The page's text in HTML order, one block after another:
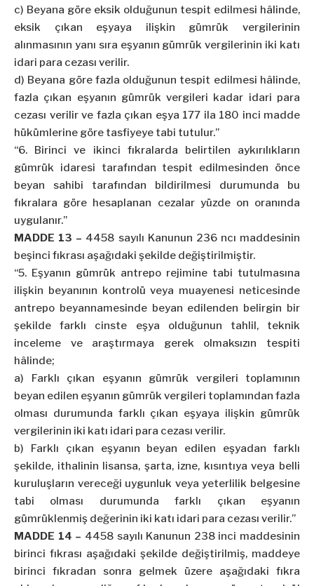
c) Beyana göre eksik olduğunun tespit edilmesi hâlinde,
eksik çıkan eşyaya ilişkin gümrük vergilerinin
alınmasının yanı sıra eşyanın gümrük vergilerinin iki katı
idari para cezası verilir.
d) Beyana göre fazla olduğunun tespit edilmesi hâlinde,
fazla çıkan eşyanın gümrük vergileri kadar idari para
cezası verilir ve fazla çıkan eşya 177 ila 180 inci madde
hükümlerine göre tasfiyeye tabi tutulur.”
“6. Birinci ve ikinci fıkralarda belirtilen aykırılıkların
gümrük idaresi tarafından tespit edilmesinden önce
beyan sahibi tarafından bildirilmesi durumunda bu
fıkralara göre hesaplanan cezalar yüzde on oranında
uygulanır.”
MADDE 13 – 4458 sayılı Kanunun 236 ncı maddesinin
beşinci fıkrası aşağıdaki şekilde değiştirilmiştir.
“5. Eşyanın gümrük antrepo rejimine tabi tutulmasına
ilişkin beyanının kontrolü veya muayenesi neticesinde
antrepo beyannamesinde beyan edilenden belirgin bir
şekilde farklı cinste eşya olduğunun tahlil, teknik
inceleme ve araştırmaya gerek olmaksızın tespiti
hâlinde;
a) Farklı çıkan eşyanın gümrük vergileri toplamının
beyan edilen eşyanın gümrük vergileri toplamından fazla
olması durumunda farklı çıkan eşyaya ilişkin gümrük
vergilerinin iki katı idari para cezası verilir.
b) Farklı çıkan eşyanın beyan edilen eşyadan farklı
şekilde, ithalinin lisansa, şarta, izne, kısıntıya veya belli
kuruluşların vereceği uygunluk veya yeterlilik belgesine
tabi olması durumunda farklı çıkan eşyanın
gümrüklenmiş değerinin iki katı idari para cezası verilir.”
MADDE 14 – 4458 sayılı Kanunun 238 inci maddesinin
birinci fıkrası aşağıdaki şekilde değiştirilmiş, maddeye
birinci fıkradan sonra gelmek üzere aşağıdaki fıkra